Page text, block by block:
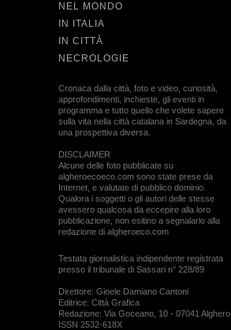
NEL MONDO
IN ITALIA
IN CITTÀ
NECROLOGIE
Cronaca dalla città, foto e video, curiosità,
approfondimenti, inchieste, gli eventi in
programma e tutto quello che volete sapere
sulla vita nella città catalana in Sardegna, da
una prospettiva diversa.
DISCLAIMER
Alcune delle foto pubblicate su
algheroecoeco.com sono state prese da
Internet, e valutate di pubblico dominio.
Qualora i soggetti o gli autori delle stesse
avessero qualcosa da eccepire alla loro
pubblicazione, non esitino a segnalarlo alla
redazione di algheroeco.com
Testata giornalistica indipendente registrata
presso il tribunale di Sassari n° 228/89
Direttore: Gioele Damiano Cantoni
Editrice: Città Grafica
Redazione: Via Goceano, 10 - 07041 Alghero
ISSN 2532-618X